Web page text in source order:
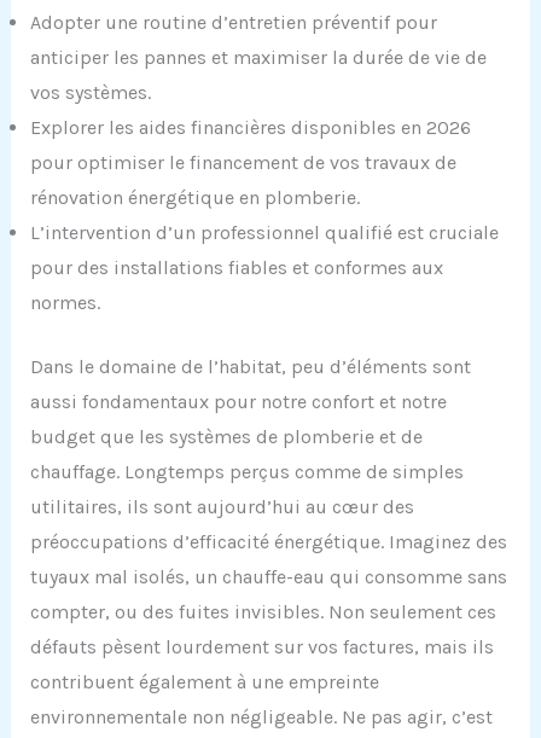
Adopter une routine d’entretien préventif pour
anticiper les pannes et maximiser la durée de vie de
vos systèmes.
Explorer les aides financières disponibles en 2026
pour optimiser le financement de vos travaux de
rénovation énergétique en plomberie.
L’intervention d’un professionnel qualifié est cruciale
pour des installations fiables et conformes aux
normes.
Dans le domaine de l’habitat, peu d’éléments sont
aussi fondamentaux pour notre confort et notre
budget que les systèmes de plomberie et de
chauffage. Longtemps perçus comme de simples
utilitaires, ils sont aujourd’hui au cœur des
préoccupations d’efficacité énergétique. Imaginez des
tuyaux mal isolés, un chauffe-eau qui consomme sans
compter, ou des fuites invisibles. Non seulement ces
défauts pèsent lourdement sur vos factures, mais ils
contribuent également à une empreinte
environnementale non négligeable. Ne pas agir, c’est